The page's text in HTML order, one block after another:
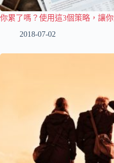
你累了嗎？使用這3個策略，讓
2018-07-02